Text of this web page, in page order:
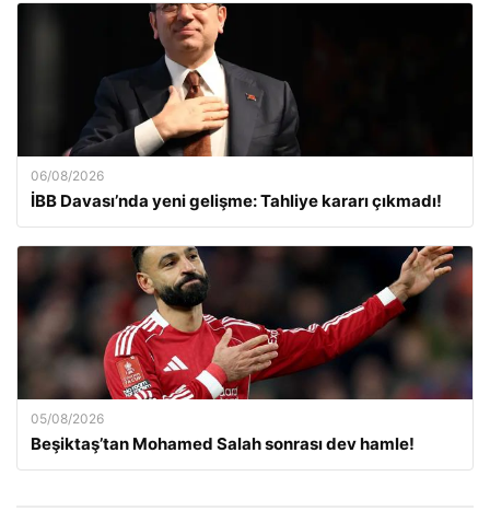
06/08/2026
İBB Davası’nda yeni gelişme: Tahliye kararı çıkmadı!
05/08/2026
Beşiktaş’tan Mohamed Salah sonrası dev hamle!